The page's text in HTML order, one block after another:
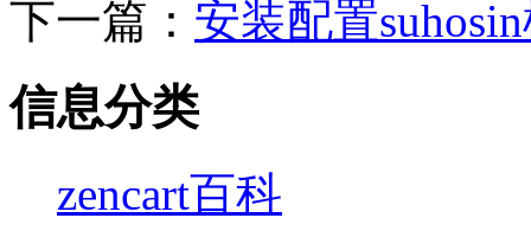
下一篇： 安装配置
信息分类
zencart百科